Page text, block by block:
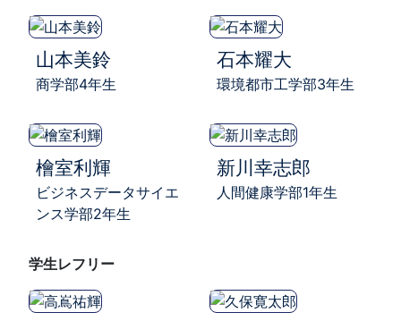
山本美鈴
商学部4年生
石本耀大
環境都市工学部3年生
檜室利輝
ビジネスデータサイエ
ンス学部2年生
新川幸志郎
人間健康学部1年生
学生レフリー